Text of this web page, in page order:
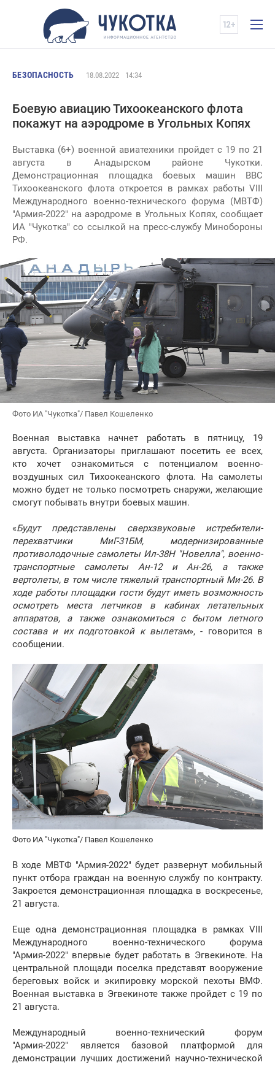
БЕЗОПАСНОСТЬ 18.08.2022 14:34
Боевую авиацию Тихоокеанского флота
покажут на аэродроме в Угольных Копях
Выставка (6+) военной авиатехники пройдет с 19 по 21
августа в Анадырском районе Чукотки.
Демонстрационная площадка боевых машин ВВС
Тихоокеанского флота откроется в рамках работы VIII
Международного военно-технического форума (МВТФ)
"Армия-2022" на аэродроме в Угольных Копях, сообщает
ИА "Чукотка" со ссылкой на пресс-службу Минобороны
РФ.
Фото ИА "Чукотка"/ Павел Кошеленко
Военная выставка начнет работать в пятницу, 19
августа. Организаторы приглашают посетить ее всех,
кто хочет ознакомиться с потенциалом военно-
воздушных сил Тихоокеанского флота. На самолеты
можно будет не только посмотреть снаружи, желающие
смогут побывать внутри боевых машин.
«Будут представлены сверхзвуковые истребители-
перехватчики МиГ-31БМ, модернизированные
противолодочные самолеты Ил-38Н "Новелла", военно-
транспортные самолеты Ан-12 и Ан-26, а также
вертолеты, в том числе тяжелый транспортный Ми-26. В
ходе работы площадки гости будут иметь возможность
осмотреть места летчиков в кабинах летательных
аппаратов, а также ознакомиться с бытом летного
состава и их подготовкой к вылетам», - говорится в
сообщении.
Фото ИА "Чукотка"/ Павел Кошеленко
В ходе МВТФ "Армия-2022" будет развернут мобильный
пункт отбора граждан на военную службу по контракту.
Закроется демонстрационная площадка в воскресенье,
21 августа.
Еще одна демонстрационная площадка в рамках VIII
Международного военно-технического форума
"Армия-2022" впервые будет работать в Эгвекиноте. На
центральной площади поселка представят вооружение
береговых войск и экипировку морской пехоты ВМФ.
Военная выставка в Эгвекиноте также пройдет с 19 по
21 августа.
Международный военно-технический форум
"Армия-2022" является базовой платформой для
демонстрации лучших достижений научно-технической